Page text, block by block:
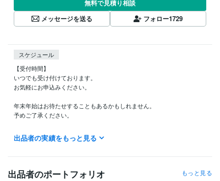
無料で見積り相談
メッセージを送る
フォロー1729
スケジュール
【受付時間】
いつでも受け付けております。
お気軽にお申込みください。
年末年始はお待たせすることもあるかもしれません。
予めご了承ください。
【電話相談について】
何時〜可能ですか？とお気軽にメッセージください。
経験職種
出品者の実績をもっと見る
出品者のポートフォリオ もっと見る